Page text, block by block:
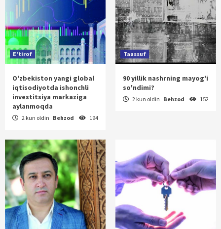
E'tirof
O'zbekiston yangi global
iqtisodiyotda ishonchli
investitsiya markaziga
aylanmoqda
2 kun oldin Behzod 194
Taassuf
90 yillik nashrning mayog'i
so'ndimi?
2 kun oldin Behzod 152